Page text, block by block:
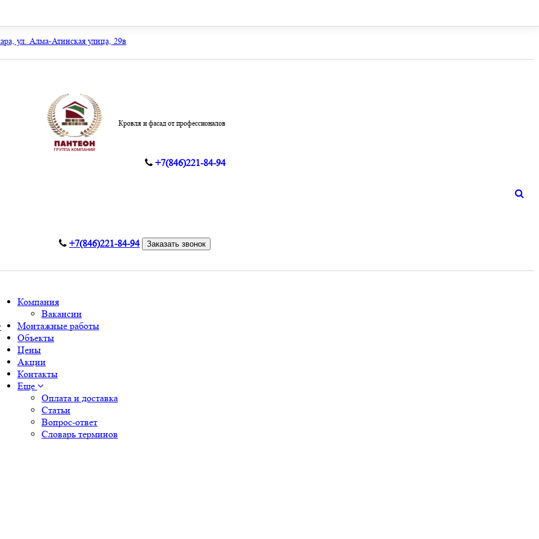
ул. Алма-Атинская улица, 29в
Кровля и фасад от профессионалов
+7(846)221-84-94
+7(846)221-84-94
Заказать звонок
Компания
Вакансии
Монтажные работы
Объекты
Цены
Акции
Контакты
Еще
Оплата и доставка
Статьи
Вопрос-ответ
Словарь терминов